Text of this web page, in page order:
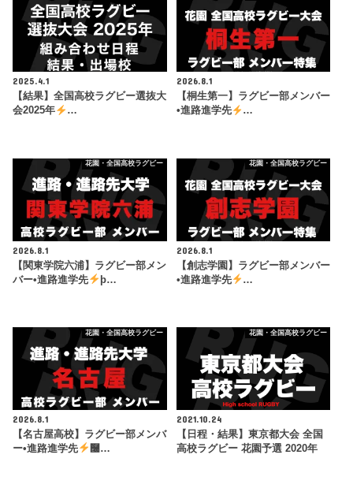
2025.4.1
【結果】全国高校ラグビー選抜大
会2025年
…
2026.8.1
【桐生第一】ラグビー部メンバー
•進路進学先
…
花園・全国高校ラグビー
2026.8.1
【関東学院六浦】ラグビー部メン
バー•進路進学先
þ…
花園・全国高校ラグビー
2026.8.1
【創志学園】ラグビー部メンバー
•進路進学先
…
花園・全国高校ラグビー
2026.8.1
【名古屋高校】ラグビー部メンバ
ー•進路進学先
࿠…
花園・全国高校ラグビー
2021.10.24
【日程・結果】東京都大会 全国
高校ラグビー 花園予選 2020年